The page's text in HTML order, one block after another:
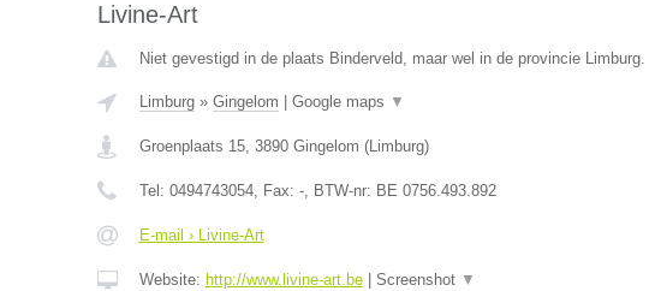
Livine-Art
Niet gevestigd in de plaats Binderveld, maar wel in de provincie Limburg.
Limburg» Gingelom Google maps ▼
Groenplaats 15, 3890 Gingelom (Limburg)
Tel: 0494743054, Fax: -, BTW-nr: BE 0756.493.892
E-mail › Livine-Art
Website: http://www.livine-art.be| Screenshot ▼